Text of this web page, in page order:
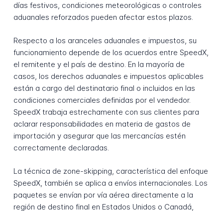
días festivos, condiciones meteorológicas o controles
aduanales reforzados pueden afectar estos plazos.
Respecto a los aranceles aduanales e impuestos, su
funcionamiento depende de los acuerdos entre SpeedX,
el remitente y el país de destino. En la mayoría de
casos, los derechos aduanales e impuestos aplicables
están a cargo del destinatario final o incluidos en las
condiciones comerciales definidas por el vendedor.
SpeedX trabaja estrechamente con sus clientes para
aclarar responsabilidades en materia de gastos de
importación y asegurar que las mercancías estén
correctamente declaradas.
La técnica de zone-skipping, característica del enfoque
SpeedX, también se aplica a envíos internacionales. Los
paquetes se envían por vía aérea directamente a la
región de destino final en Estados Unidos o Canadá,